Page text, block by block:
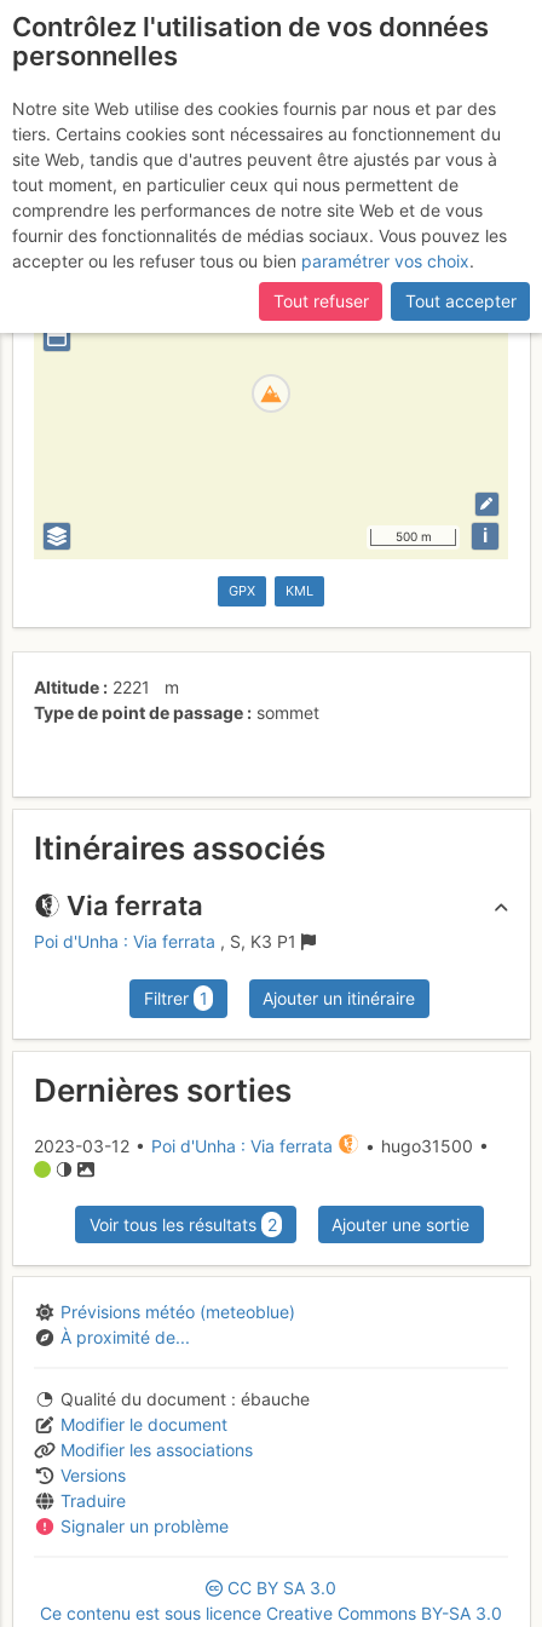
Poi d'Unha
Espagne Couserans - Aran N Province de Lleida
+
–
500 m i
GPX KML
Altitude 2221
m
Type de point de passage
sommet
Itinéraires associés
Via ferrata
Poi d'Unha : Via ferrata , S, K3 P1
Filtrer 1 Ajouter un itinéraire
Dernières sorties
2023-03-12 • Poi d'Unha : Via ferrata • hugo31500 •
Voir tous les résultats 2 Ajouter une sortie
Prévisions météo (meteoblue)
À proximité de...
Qualité du document
ébauche
Modifier le document
Modifier les associations
Versions
Traduire
Signaler un problème
CC BY SA 3.0
Ce contenu est sous licence Creative Commons BY-SA 3.0
Contrôlez l'utilisation de vos données
personnelles
Notre site Web utilise des cookies fournis par nous et par des
tiers. Certains cookies sont nécessaires au fonctionnement du
site Web, tandis que d'autres peuvent être ajustés par vous à
tout moment, en particulier ceux qui nous permettent de
comprendre les performances de notre site Web et de vous
fournir des fonctionnalités de médias sociaux. Vous pouvez les
accepter ou les refuser tous ou bien paramétrer vos choix.
Tout refuser
Tout accepter